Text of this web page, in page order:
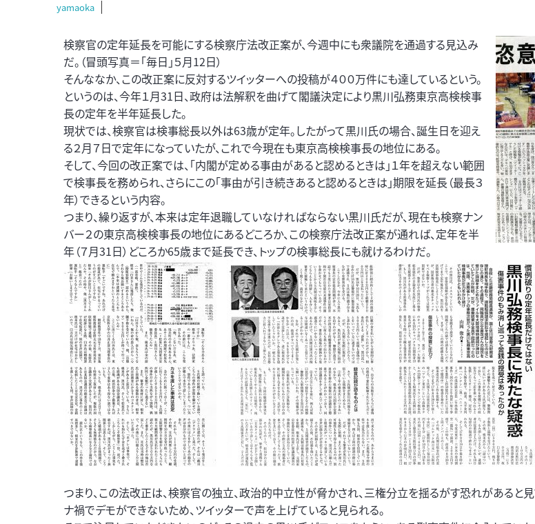
yamaoka
検察官の定年延長を可能にする検察庁法改正案が、今週中にも衆議院を通過する見込み
だ。（冒頭写真＝「毎日」５月12日）
そんななか、この改正案に反対するツイッターへの投稿が４００万件にも達しているという。
というのは、今年１月31日、政府は法解釈を曲げて閣議決定により黒川弘務東京高検検事
長の定年を半年延長した。
現状では、検察官は検事総長以外は63歳が定年。したがって黒川氏の場合、誕生日を迎え
る２月７日で定年になっていたが、これで今現在も東京高検検事長の地位にある。
そして、今回の改正案では、「内閣が定める事由があると認めるときは」１年を超えない範囲
で検事長を務められ、さらにこの「事由が引き続きあると認めるときは」期限を延長（最長３
年）できるという内容。
つまり、繰り返すが、本来は定年退職していなければならない黒川氏だが、現在も検察ナン
バー２の東京高検検事長の地位にあるどころか、この検察庁法改正案が通れば、定年を半
年（７月31日）どころか65歳まで延長でき、トップの検事総長にも就けるわけだ。
つまり、この法改正は、検察官の独立、政治的中立性が脅かされ、三権分立を揺るがす恐れがあると
ナ禍でデモができないため、ツイッターで声を上げていると見られる。